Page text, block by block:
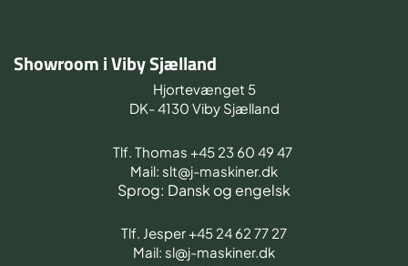
Showroom i Viby Sjælland
Hjortevænget 5
DK- 4130 Viby Sjælland
Tlf. Thomas +45 23 60 49 47
Mail: slt@j-maskiner.dk
Sprog: Dansk og engelsk
Tlf. Jesper +45 24 62 77 27
Mail: sl@j-maskiner.dk